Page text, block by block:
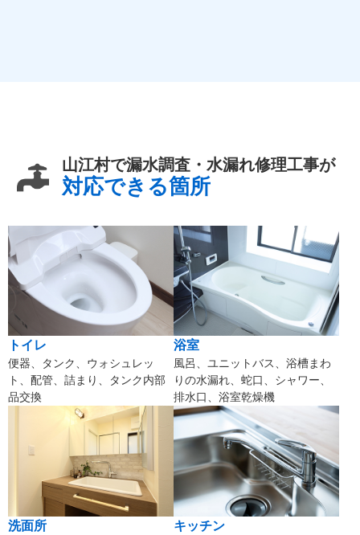
山江村で漏水調査・水漏れ修理工事が
対応できる箇所
トイレ
便器、タンク、ウォシュレッ
ト、配管、詰まり、タンク内部
品交換
浴室
風呂、ユニットバス、浴槽まわ
りの水漏れ、蛇口、シャワー、
排水口、浴室乾燥機
洗面所 キッチン